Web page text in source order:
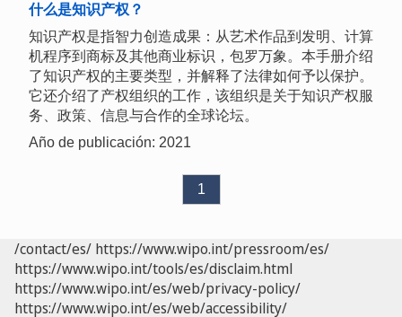
什么是知识产权？
知识产权是指智力创造成果：从艺术作品到发明、计算
机程序到商标及其他商业标识，包罗万象。本手册介绍
了知识产权的主要类型，并解释了法律如何予以保护。
它还介绍了产权组织的工作，该组织是关于知识产权服
务、政策、信息与合作的全球论坛。
Año de publicación: 2021
1
/contact/es/ https://www.wipo.int/pressroom/es/
https://www.wipo.int/tools/es/disclaim.html
https://www.wipo.int/es/web/privacy-policy/
https://www.wipo.int/es/web/accessibility/